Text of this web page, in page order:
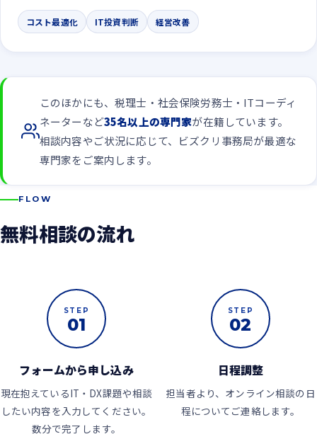
コスト最適化 IT投資判断 経営改善
このほかにも、税理士・社会保険労務士・ITコーディ
ネーターなど35名以上の専門家が在籍しています。
相談内容やご状況に応じて、ビズクリ事務局が最適な
専門家をご案内します。
FLOW
無料相談の流れ
STEP
01
フォームから申し込み
現在抱えているIT・DX課題や相談
したい内容を入力してください。
数分で完了します。
STEP
02
日程調整
担当者より、オンライン相談の日
程についてご連絡します。